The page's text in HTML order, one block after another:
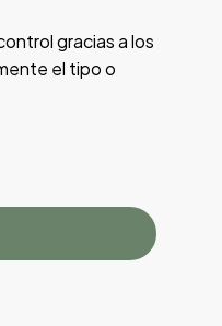
gracias a los
el tipo o